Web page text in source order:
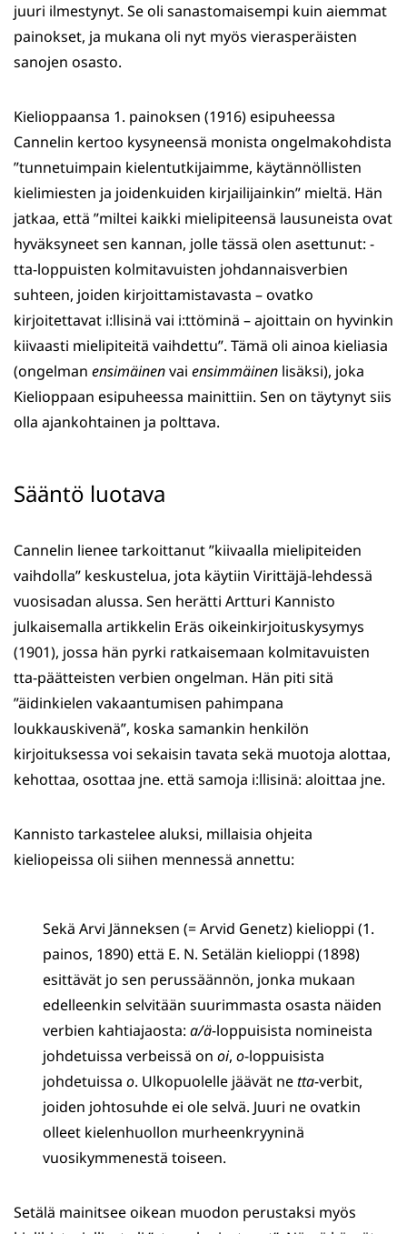
juuri ilmestynyt. Se oli sanastomaisempi kuin aiemmat
painokset, ja mukana oli nyt myös vierasperäisten
sanojen osasto.
Kielioppaansa 1. painoksen (1916) esipuheessa
Cannelin kertoo kysyneensä monista ongelmakohdista
”tunnetuimpain kielentutkijaimme, käytännöllisten
kielimiesten ja joidenkuiden kirjailijainkin” mieltä. Hän
jatkaa, että ”miltei kaikki mielipiteensä lausuneista ovat
hyväksyneet sen kannan, jolle tässä olen asettunut: -
tta-loppuisten kolmitavuisten johdannaisverbien
suhteen, joiden kirjoittamistavasta – ovatko
kirjoitettavat i:llisinä vai i:ttöminä – ajoittain on hyvinkin
kiivaasti mielipiteitä vaihdettu”. Tämä oli ainoa kieliasia
(ongelman ensimäinenvai ensimmäinen lisäksi), joka
Kielioppaan esipuheessa mainittiin. Sen on täytynyt siis
olla ajankohtainen ja polttava.
Sääntö luotava
Cannelin lienee tarkoittanut ”kiivaalla mielipiteiden
vaihdolla” keskustelua, jota käytiin Virittäjä-lehdessä
vuosisadan alussa. Sen herätti Artturi Kannisto
julkaisemalla artikkelin Eräs oikeinkirjoituskysymys
(1901), jossa hän pyrki ratkaisemaan kolmitavuisten
tta-päätteisten verbien ongelman. Hän piti sitä
”äidinkielen vakaantumisen pahimpana
loukkauskivenä”, koska samankin henkilön
kirjoituksessa voi sekaisin tavata sekä muotoja alottaa,
kehottaa, osottaa jne. että samoja i:llisinä: aloittaa jne.
Kannisto tarkastelee aluksi, millaisia ohjeita
kieliopeissa oli siihen mennessä annettu:
Sekä Arvi Jänneksen (= Arvid Genetz) kielioppi (1.
painos, 1890) että E. N. Setälän kielioppi (1898)
esittävät jo sen perussäännön, jonka mukaan
edelleenkin selvitään suurimmasta osasta näiden
verbien kahtiajaosta: a/ä-loppuisista nomineista
johdetuissa verbeissä on oi, o-loppuisista
johdetuissa o. Ulkopuolelle jäävät netta-verbit,
joiden johtosuhde ei ole selvä. Juuri ne ovatkin
olleet kielenhuollon murheenkryyninä
vuosikymmenestä toiseen.
Setälä mainitsee oikean muodon perustaksi myös